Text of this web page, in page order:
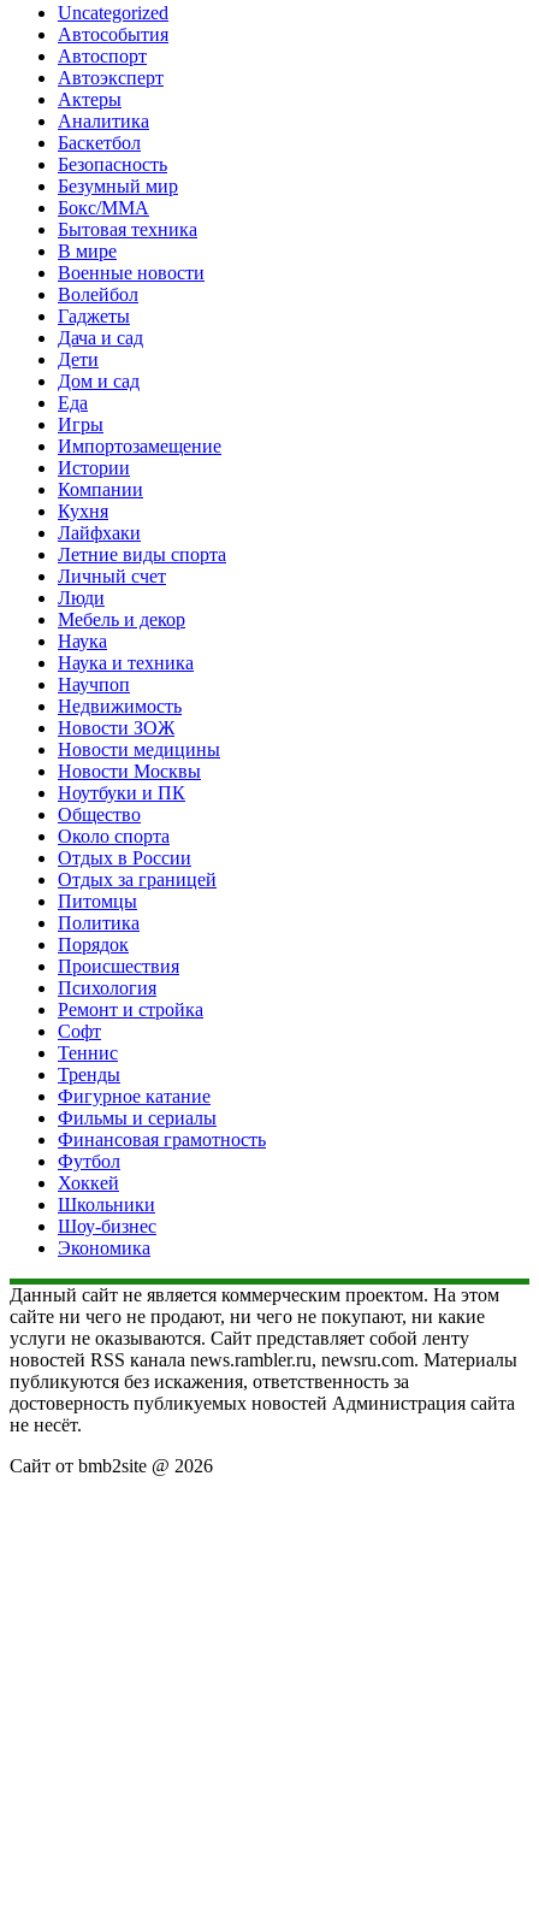
Uncategorized
Автособытия
Автоспорт
Автоэксперт
Актеры
Аналитика
Баскетбол
Безопасность
Безумный мир
Бокс/MMA
Бытовая техника
В мире
Военные новости
Волейбол
Гаджеты
Дача и сад
Дети
Дом и сад
Еда
Игры
Импортозамещение
Истории
Компании
Кухня
Лайфхаки
Летние виды спорта
Личный счет
Люди
Мебель и декор
Наука
Наука и техника
Научпоп
Недвижимость
Новости ЗОЖ
Новости медицины
Новости Москвы
Ноутбуки и ПК
Общество
Около спорта
Отдых в России
Отдых за границей
Питомцы
Политика
Порядок
Происшествия
Психология
Ремонт и стройка
Софт
Теннис
Тренды
Фигурное катание
Фильмы и сериалы
Финансовая грамотность
Футбол
Хоккей
Школьники
Шоу-бизнес
Экономика
Данный сайт не является коммерческим проектом. На этом
сайте ни чего не продают, ни чего не покупают, ни какие
услуги не оказываются. Сайт представляет собой ленту
новостей RSS канала news.rambler.ru, newsru.com. Материалы
публикуются без искажения, ответственность за
достоверность публикуемых новостей Администрация сайта
не несёт.
Сайт от bmb2site @ 2026